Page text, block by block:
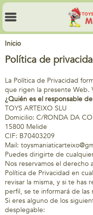
Inicio
Política de
La Política de Privacidad
que rigen la presente Web.
¿Quién es el responsable
TOYS ARTEIXO SLU
Domicilio: C/RONDA DA
15800 Melide
CIF: B70403209
Mail:
Puedes dirigirte de
Nos reservamos el derecho
Política de Privacidad en
revisar la misma, y si te has
perfil, se te informará de las
Si eres alguno de los
desplegable: